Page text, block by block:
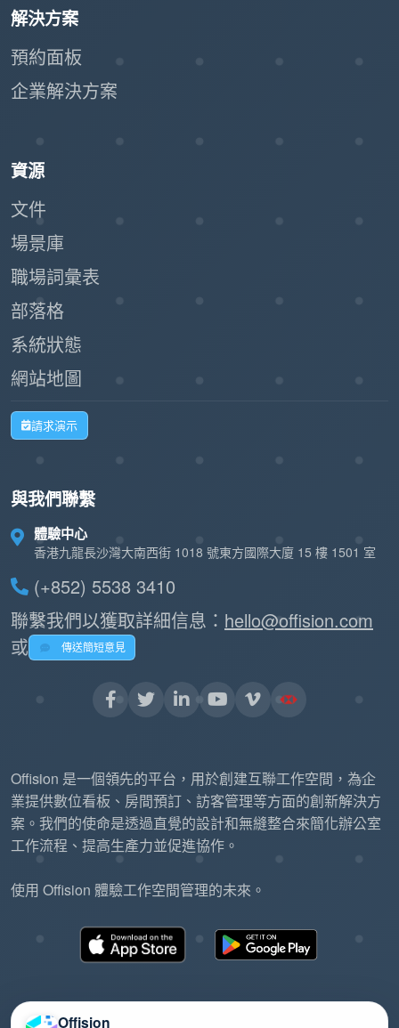
解決方案
預約面板
企業解決方案
資源
文件
場景庫
職場詞彙表
部落格
系統狀態
網站地圖
請求演示
與我們聯繫
體驗中心
香港九龍長沙灣大南西街 1018 號東方國際大廈 15 樓 1501 室
(+852) 5538 3410
聯繫我們以獲取詳細信息： hello@offision.com
或
傳送簡短意見
Offision 是一個領先的平台，用於創建互聯工作空間，為企
業提供數位看板、房間預訂、訪客管理等方面的創新解決方
案。我們的使命是透過直覺的設計和無縫整合來簡化辦公室
工作流程、提高生產力並促進協作。
使用 Offision 體驗工作空間管理的未來。
Offision